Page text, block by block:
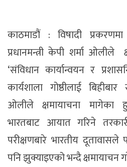
काठमाडौं : विषादी
प्रधानमन्त्री केपी शर्मा ओलीले
‘संविधान कार्यान्वयन र
कार्यशाला गोष्ठीलाई बिहीबार
ओलीले क्षमायाचना मागेका
भारतबाट आयात गरिने
परीक्षणबारे भारतीय
पनि झुक्याइएको भन्दै क्षमायाचन